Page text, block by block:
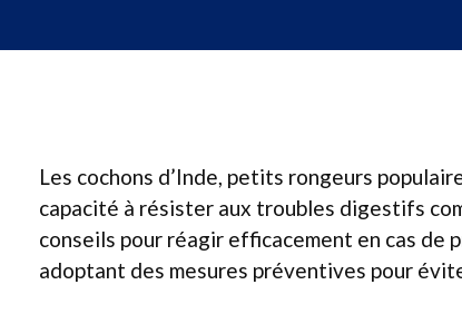
Les cochons d’Inde, petits rongeurs
capacité à résister aux troubles digestifs
conseils pour réagir efficacement en cas de
adoptant des mesures préventives pour